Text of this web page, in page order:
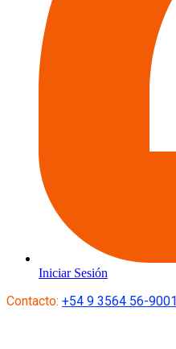
Iniciar Sesión
Contacto: +54 9 3564 56-9001